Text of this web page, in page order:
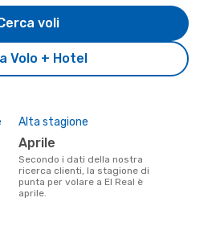
Volo + Hotel
voli
Alta stagione
aprile
Secondo i dati della nostra
ricerca clienti, la stagione di
punta per volare a El Real è
aprile.